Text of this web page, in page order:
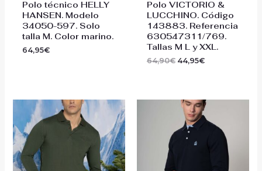
Polo técnico HELLY
HANSEN. Modelo
34050-597. Solo
talla M. Color marino.
64,95€
Polo VICTORIO &
LUCCHINO. Código
143883. Referencia
630547311/769.
Tallas M L y XXL.
64,90€ 44,95€
precio
original
El
precio
actual
49,95€.
El
precio
original
era:
49,00€.
El
actual
39,00€.